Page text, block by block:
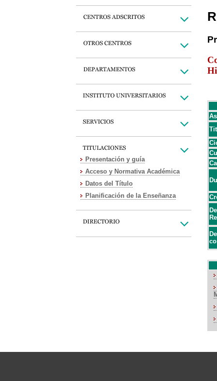
Presentación y guía
Acceso y Normativa Académica
Datos del Título
Planificación de la Enseñanza